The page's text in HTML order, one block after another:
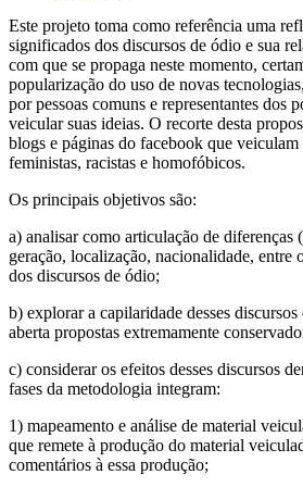
Este projeto toma como referência uma
significados dos discursos de ódio e sua
com que se propaga neste momento,
popularização do uso de novas
por pessoas comuns e representantes dos
veicular suas ideias. O recorte desta
blogs e páginas do facebook que
feministas, racistas e homofóbicos.
Os principais objetivos são:
a) analisar como articulação de diferenças
geração, localização, nacionalidade, entre
dos discursos de ódio;
b) explorar a capilaridade desses
aberta propostas extremamente
c) considerar os efeitos desses discursos
fases da metodologia integram:
1) mapeamento e análise de material
que remete à produção do material
comentários à essa produção;